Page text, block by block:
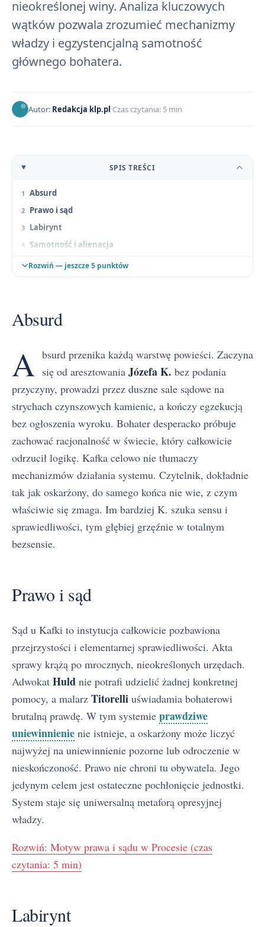
nieokreślonej winy. Analiza kluczowych
wątków pozwala zrozumieć mechanizmy
władzy i egzystencjalną samotność
głównego bohatera.
Autor: Redakcja klp.pl Czas czytania: 5 min
SPIS TREŚCI
Absurd
Prawo i sąd
Labirynt
Samotność i alienacja
Wina
Kobieta i pokusa
Rozwiń — jeszcze 5 punktów
Absurd
A bsurd przenika każdą warstwę powieści. Zaczyna
się od aresztowania Józefa K. bez podania
przyczyny, prowadzi przez duszne sale sądowe na
strychach czynszowych kamienic, a kończy egzekucją
bez ogłoszenia wyroku. Bohater desperacko próbuje
zachować racjonalność w świecie, który całkowicie
odrzucił logikę. Kafka celowo nie tłumaczy
mechanizmów działania systemu. Czytelnik, dokładnie
tak jak oskarżony, do samego końca nie wie, z czym
właściwie się zmaga. Im bardziej K. szuka sensu i
sprawiedliwości, tym głębiej grzęźnie w totalnym
bezsensie.
Prawo i sąd
Sąd u Kafki to instytucja całkowicie pozbawiona
przejrzystości i elementarnej sprawiedliwości. Akta
sprawy krążą po mrocznych, nieokreślonych urzędach.
Adwokat Huld nie potrafi udzielić żadnej konkretnej
pomocy, a malarz Titorelli uświadamia bohaterowi
brutalną prawdę. W tym systemie prawdziwe
uniewinnienie nie istnieje, a oskarżony może liczyć
najwyżej na uniewinnienie pozorne lub odroczenie w
nieskończoność. Prawo nie chroni tu obywatela. Jego
jedynym celem jest ostateczne pochłonięcie jednostki.
System staje się uniwersalną metaforą opresyjnej
władzy.
Rozwiń: Motyw prawa i sądu w Procesie (czas
czytania: 5 min)
Labirynt